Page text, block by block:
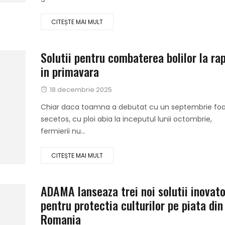
CITEȘTE MAI MULT
Solutii pentru combaterea bolilor la
in primavara
Publicat
pe
18 decembrie 2025
Chiar daca toamna a debutat cu un septembrie
secetos, cu ploi abia la inceputul lunii octombrie,
fermierii nu...
CITEȘTE MAI MULT
ADAMA lanseaza trei noi solutii
pentru protectia culturilor pe piata din
Romania